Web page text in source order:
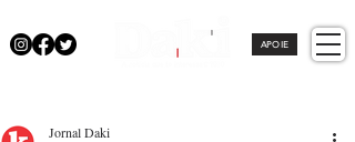
APOIE
Jornal Daki